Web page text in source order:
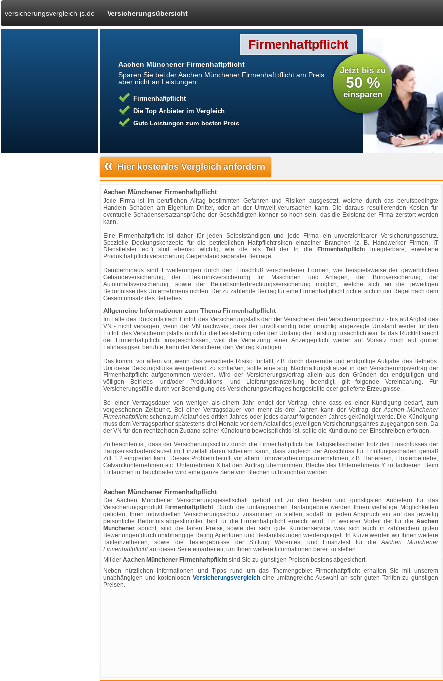
versicherungsvergleich-js.de Versicherungsübersicht
Aachen Münchener Firmenhaftpflicht
Sparen Sie bei der Aachen Münchener Firmenhaftpflicht am Preis
aber nicht an Leistungen
Firmenhaftpflicht
Die Top Anbieter im Vergleich
Gute Leistungen zum besten Preis
Jetzt bis zu
50 %
einsparen
Firmenhaftpflicht
« Hier kostenlos Vergleich anfordern
Aachen Münchener Firmenhaftpflicht
Jede Firma ist im beruflichen Alltag bestimmten Gefahren und Risiken ausgesetzt, welche durch das berufsbedingte
Handeln Schäden am Eigentum Dritter, oder an der Umwelt verursachen kann. Die daraus resultierenden Kosten für
eventuelle Schadensersatzansprüche der Geschädigten können so hoch sein, das die Existenz der Firma zerstört werden
kann.
Eine Firmenhaftpflicht ist daher für jeden Selbstständigen und jede Firma ein unverzichtbarer Versicherungsschutz.
Spezielle Deckungskonzepte für die betrieblichen Haftpflichtrisiken einzelner Branchen (z. B. Handwerker Firmen, IT
Dienstleister ect.) sind ebenso wichtig, wie die als Teil der in die
Firmenhaftpflichtintegrierbare, erweiterte
Produkthaftpflichtversicherung Gegenstand separater Beiträge.
Darüberhinaus sind Erweiterungen durch den Einschluß verschiedener Formen, wie beispielsweise der gewerblichen
Gebäudeversicherung, der Elektronikversicherung für Maschinen und Anlagen, der Büroversicherung, der
Autoinhaltsversicherung, sowie der Betriebsunterbrechungsversicherung möglich, welche sich an die jeweiligen
Bedürfnisse des Unternehmens richten. Der zu zahlende Beitrag für eine Firmenhaftpflicht richtet sich in der Regel nach dem
Gesamtumsatz des Betriebes
Allgemeine Informationen zum Thema Firmenhaftpflicht
Im Falle des Rücktritts nach Eintritt des Versicherungsfalls darf der Versicherer den Versicherungsschutz - bis auf Arglist des
VN - nicht versagen, wenn der VN nachweist, dass der unvollständig oder unrichtig angezeigte Umstand weder für den
Eintritt des Versicherungsfalls noch für die Feststellung oder den Umfang der Leistung ursächlich war. Ist das Rücktrittsrecht
der Firmenhaftpflicht ausgeschlossen, weil die Verletzung einer Anzeigepflicht weder auf Vorsatz noch auf grober
Fahrlässigkeit beruhte, kann der Versicherer den Vertrag kündigen.
Das kommt vor allem vor, wenn das versicherte Risiko fortfällt, z.B. durch dauernde und endgültige Aufgabe des Betriebs.
Um diese Deckungslücke weitgehend zu schließen, sollte eine sog. Nachhaftungsklausel in den Versicherungsvertrag der
Firmenhaftpflicht aufgenommen werden. Wird der Versicherungsvertrag allein aus den Gründen der endgültigen und
völligen Betriebs- und/oder Produktions- und Lieferungseinstellung beendigt, gilt folgende Vereinbarung. Für
Versicherungsfälle durch vor Beendigung des Versicherungsvertrages hergestellte oder gelieferte Erzeugnisse.
Bei einer Vertragsdauer von weniger als einem Jahr endet der Vertrag, ohne dass es einer Kündigung bedarf, zum
vorgesehenen Zeitpunkt. Bei einer Vertragsdauer von mehr als drei Jahren kann der Vertrag derAachen Münchener
Firmenhaftpflichtschon zum Ablauf des dritten Jahres oder jedes darauf folgenden Jahres gekündigt werde. Die Kündigung
muss dem Vertragspartner spätestens drei Monate vor dem Ablauf des jeweiligen Versicherungsjahres zugegangen sein. Da
der VN für den rechtzeitigen Zugang seiner Kündigung beweispflichtig ist, sollte die Kündigung per Einschreiben erfolgen.
Zu beachten ist, dass der Versicherungsschutz durch die Firmenhaftpflicht bei Tätigkeitsschäden trotz des Einschlusses der
Tätigkeitsschadenklausel im Einzelfall daran scheitern kann, dass zugleich der Ausschluss für Erfüllungsschäden gemäß
Ziff. 1.2 eingreifen kann. Dieses Problem betrifft vor allem Lohnverarbeitungsunternehmen, z.B. Härtereien, Eloxierbetriebe,
Galvanikunternehmen etc. Unternehmen X hat den Auftrag übernommen, Bleche des Unternehmens Y zu lackieren. Beim
Eintauchen in Tauchbäder wird eine ganze Serie von Blechen unbrauchbar werden.
Aachen Münchener Firmenhaftpflicht
Die Aachen Münchener Versicherungsgesellschaft gehört mit zu den besten und günstigsten Anbietern für das
Versicherungsprodukt Firmenhaftpflicht. Durch die umfangreichen Tarifangebote werden Ihnen vielfältige Möglichkeiten
geboten, Ihren individuellen Versicherungsschutz zusammen zu stellen, sodaß für jeden Anspruch ein auf das jeweilig
persönliche Bedürfnis abgestimmter Tarif für die Firmenhaftpflicht erreicht wird. Ein weiterer Vorteil der für die Aachen
Münchener spricht, sind die fairen Preise, sowie der sehr gute Kundenservice, was sich auch in zahlreichen guten
Bewertungen durch unabhängige Rating Agenturen und Bestandskunden wiederspiegelt. In Kürze werden wir Ihnen weitere
Tarifeinzelheiten, sowie die Testergebnisse der Stiftung Warentest und Finanztest für dieAachen Münchener
Firmenhaftpflichtauf dieser Seite einarbeiten, um Ihnen weitere Informationen bereit zu stellen.
Mit der Aachen Münchener Firmenhaftpflicht sind Sie zu günstigen Preisen bestens abgesichert.
Neben nützlichen Informationen und Tipps rund um das Themengebiet Firmenhaftpflicht erhalten Sie mit unserem
unabhängigen und kostenlosen Versicherungsvergleicheine umfangreiche Auswahl an sehr guten Tarifen zu günstigen
Preisen.